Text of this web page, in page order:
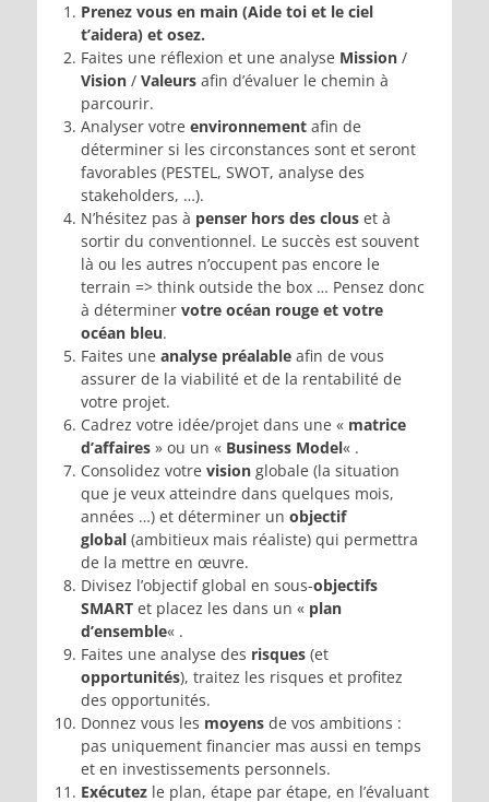
Prenez vous en main (Aide toi et le ciel
t’aidera) et osez.
Faites une réflexion et une analyse Mission /
Vision / Valeurs afin d’évaluer le chemin à
parcourir.
Analyser votre environnement afin de
déterminer si les circonstances sont et seront
favorables (PESTEL, SWOT, analyse des
stakeholders, …).
N’hésitez pas à penser hors des clous et à
sortir du conventionnel. Le succès est souvent
là ou les autres n’occupent pas encore le
terrain => think outside the box … Pensez donc
à déterminer votre océan rouge et votre
océan bleu.
Faites une analyse préalable afin de vous
assurer de la viabilité et de la rentabilité de
votre projet.
Cadrez votre idée/projet dans une « matrice
d’affaires » ou un « Business Model« .
Consolidez votre vision globale (la situation
que je veux atteindre dans quelques mois,
années …) et déterminer un objectif
global (ambitieux mais réaliste) qui permettra
de la mettre en œuvre.
Divisez l’objectif global en sous-objectifs
SMART et placez les dans un « plan
d’ensemble« .
Faites une analyse des risques (et
opportunités), traitez les risques et profitez
des opportunités.
Donnez vous les moyens de vos ambitions :
pas uniquement financier mas aussi en temps
et en investissements personnels.
Exécutez le plan, étape par étape, en l’évaluant